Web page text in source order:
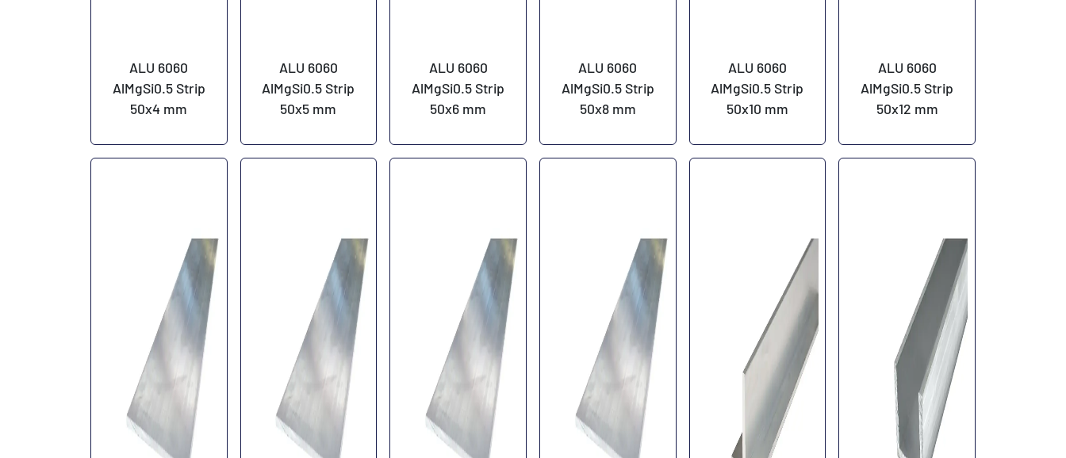
ALU 6060
AlMgSi0.5 Strip
50x4 mm
ALU 6060
AlMgSi0.5 Strip
50x5 mm
ALU 6060
AlMgSi0.5 Strip
50x6 mm
ALU 6060
AlMgSi0.5 Strip
50x8 mm
ALU 6060
AlMgSi0.5 Strip
50x10 mm
ALU 6060
AlMgSi0.5 Strip
50x12 mm